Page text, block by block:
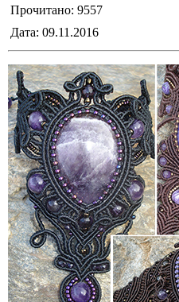
Прочитано: 9557
Дата: 09.11.2016